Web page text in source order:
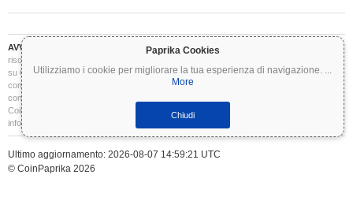
Paprika Cookies
Utilizziamo i cookie per migliorare la tua esperienza di navigazione. ...
More
Chiudi
AVVERTENZA IMPORTANTE:
Le criptovalute sono altamente volatili e comportano
rischi significativi. Potresti perdere parte o tutto il tuo investimento. Tutte le informazioni
su Coinpaprika sono fornite esclusivamente a scopo informativo e non costituiscono
consulenza finanziaria o di investimento. Conduci sempre le tue ricerche (DYOR) e
consulta un consulente finanziario qualificato prima di prendere decisioni di investimento.
Coinpaprika non è responsabile per eventuali perdite derivanti dall'uso di queste
informazioni.
Ultimo aggiornamento: 2026-08-07 14:59:21 UTC
© CoinPaprika 2026